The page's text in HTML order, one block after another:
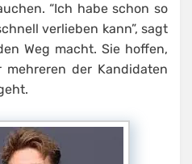
“Ich habe schon so
verlieben kann”, sagt
Weg macht. Sie hoffen,
der Kandidaten